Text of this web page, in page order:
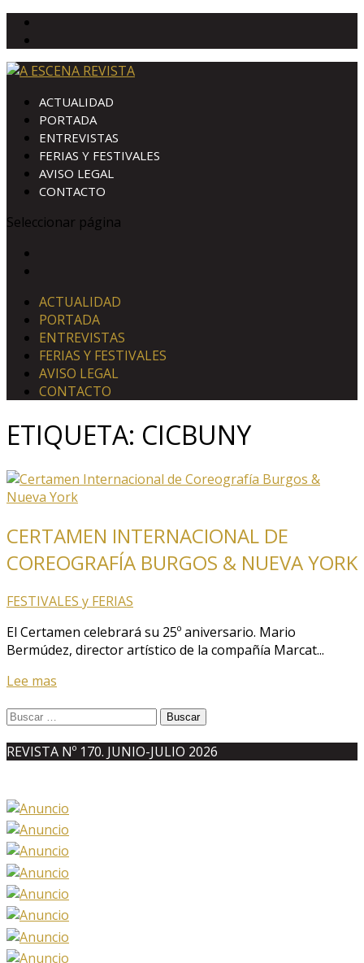
ACTUALIDAD
PORTADA
ENTREVISTAS
FERIAS Y FESTIVALES
AVISO LEGAL
CONTACTO
Seleccionar página
ACTUALIDAD
PORTADA
ENTREVISTAS
FERIAS Y FESTIVALES
AVISO LEGAL
CONTACTO
ETIQUETA: CICBUNY
CERTAMEN INTERNACIONAL DE
COREOGRAFÍA BURGOS & NUEVA YORK
FESTIVALES y FERIAS
El Certamen celebrará su 25º aniversario. Mario
Bermúdez, director artístico de la compañía Marcat...
Lee mas
Buscar:
REVISTA Nº 170. JUNIO-JULIO 2026